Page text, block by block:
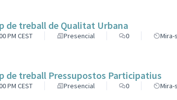
de treball de Qualitat Urbana
PM CEST Presencial 0 Mira-
de treball Pressupostos Participatius
PM CEST Presencial 0 Mira-